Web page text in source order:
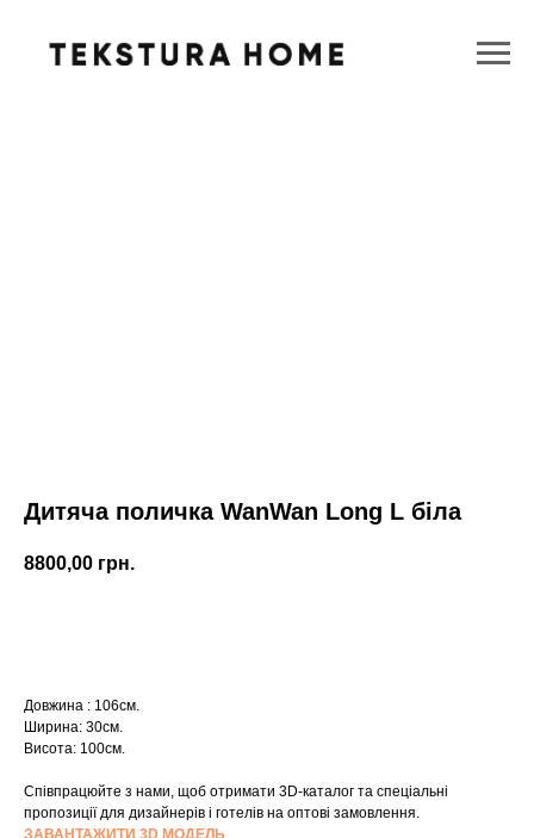
Дитяча поличка WanWan Long L біла
8800,00 грн.
Довжина : 106см.
Ширина: 30см.
Висота: 100см.
Співпрацюйте з нами, щоб отримати 3D-каталог та спеціальні
пропозиції для дизайнерів і готелів на оптові замовлення.